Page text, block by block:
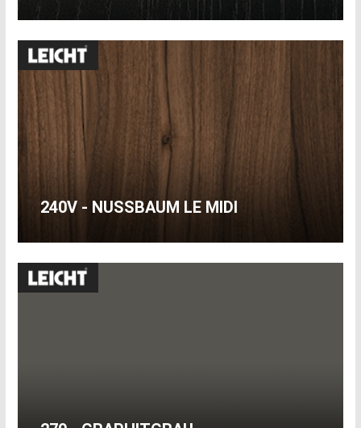
240V - NUSSBAUM LE MIDI